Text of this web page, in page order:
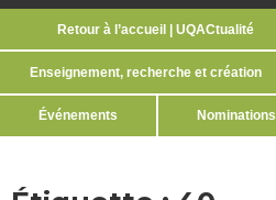
Retour à l’accueil | UQACtualité
Enseignement, recherche et création
Événements Nominations